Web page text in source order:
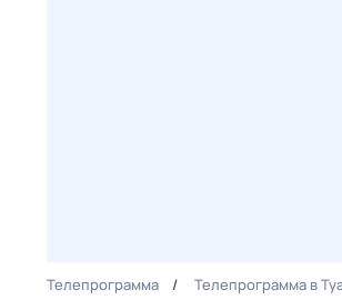
Телепрограмма Телепрограмма в